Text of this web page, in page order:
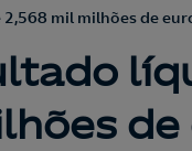
mil milhões de
de